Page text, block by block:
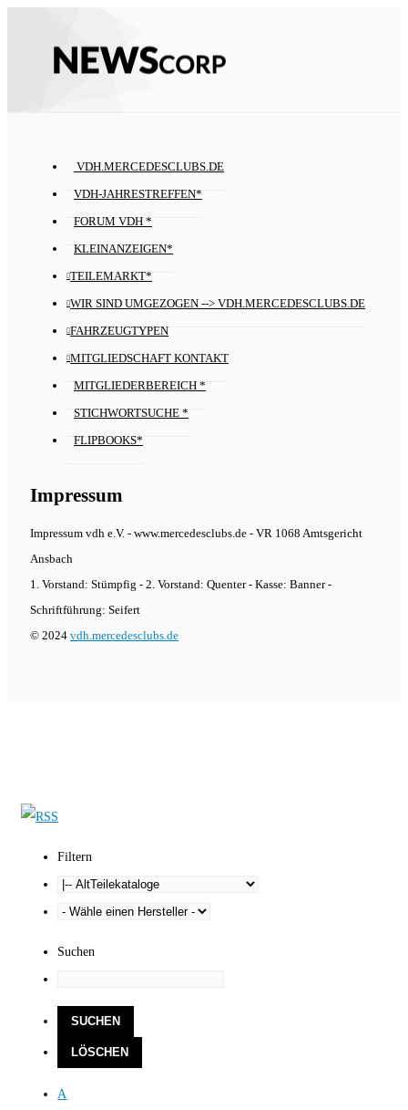
VDH.MERCEDESCLUBS.DE
VDH-JAHRESTREFFEN*
FORUM VDH *
KLEINANZEIGEN*
TEILEMARKT*
WIR SIND UMGEZOGEN --> VDH.MERCEDESCLUBS.DE
FAHRZEUGTYPEN
MITGLIEDSCHAFT KONTAKT
MITGLIEDERBEREICH *
STICHWORTSUCHE *
FLIPBOOKS*
Impressum
Impressum vdh e.V. - www.mercedesclubs.de - VR 1068 Amtsgericht
Ansbach
1. Vorstand: Stümpfig - 2. Vorstand: Quenter - Kasse: Banner -
Schriftführung: Seifert
© 2024 vdh.mercedesclubs.de
Filtern
Suchen
A